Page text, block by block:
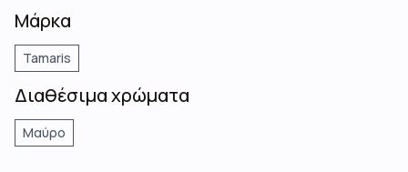
Μάρκα
Tamaris
Διαθέσιμα χρώματα
Μαύρο